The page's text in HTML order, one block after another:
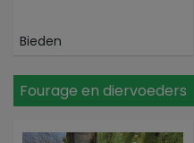
Bieden
Fourage en diervoeders